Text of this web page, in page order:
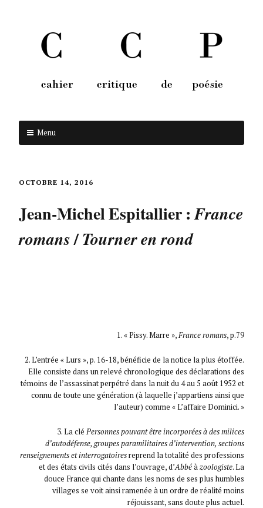
Menu
OCTOBRE 14, 2016
Jean-Michel Espitallier :France
romans/Tourner en rond
1. « Pissy. Marre »,France romans, p.79
2. L’entrée « Lurs », p. 16-18, bénéficie de la notice la plus étoffée.
Elle consiste dans un relevé chronologique des déclarations des
témoins de l’assassinat perpétré dans la nuit du 4 au 5 août 1952 et
connu de toute une génération (à laquelle j’appartiens ainsi que
l’auteur) comme « L’affaire Dominici. »
3. La clé Personnes pouvant être incorporées à des milices
d’autodéfense, groupes paramilitaires d’intervention, sections
renseignements et interrogatoiresreprend la totalité des professions
et des états civils cités dans l’ouvrage, d’Abbéàzoologiste. La
douce France qui chante dans les noms de ses plus humbles
villages se voit ainsi ramenée à un ordre de réalité moins
réjouissant, sans doute plus actuel.